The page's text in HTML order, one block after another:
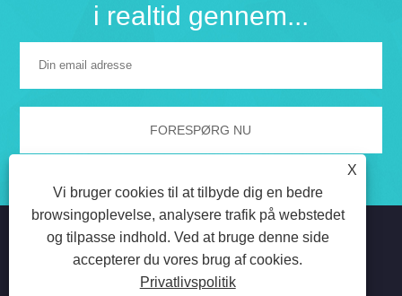
i realtid gennem...
X
Vi bruger cookies til at tilbyde dig en bedre
browsingoplevelse, analysere trafik på webstedet
og tilpasse indhold. Ved at bruge denne side
accepterer du vores brug af cookies.
Privatlivspolitik
Copyright © 2023 Beijing Oriental Wison Technology Co.,